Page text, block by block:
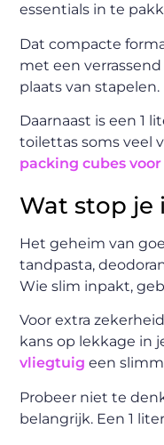
essentials in te
Dat compacte
met een
plaats van stapelen.
Daarnaast is een 1
toilettas soms veel
packing cubes
Wat stop je
Het geheim van
tandpasta,
Wie slim inpakt,
Voor extra
kans op lekkage in
vliegtuig een
Probeer niet te
belangrijk. Een 1